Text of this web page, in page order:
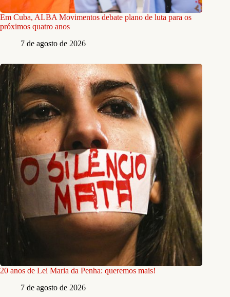
Em Cuba, ALBA Movimentos debate plano de luta para os
próximos quatro anos
7 de agosto de 2026
20 anos de Lei Maria da Penha: queremos mais!
7 de agosto de 2026